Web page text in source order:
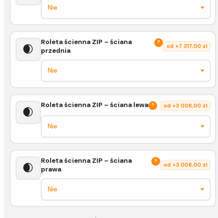
🌒
Roleta ścienna ZIP – ściana
przednia
?
od +7 317,00 zl
🌒
Roleta ścienna ZIP – ściana lewa ? od +3 008,00 zl
🌒
Roleta ścienna ZIP – ściana
prawa
?
od +3 008,00 zl